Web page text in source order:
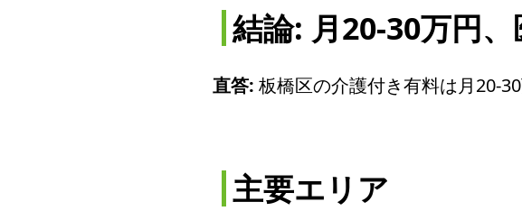
結論: 月20-30万円
直答: 板橋区の介護付き有料は月20-
主要エリア